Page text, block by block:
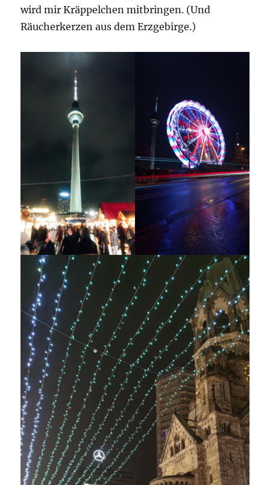
wird mir Kräppelchen mitbringen. (Und
Räucherkerzen aus dem Erzgebirge.)